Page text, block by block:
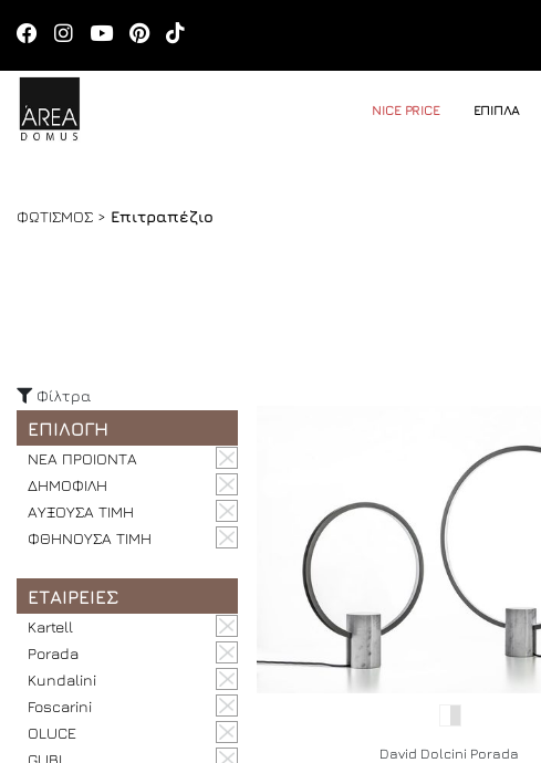
NICE PRICE ΕΠΙΠΛΑ
ΦΩΤΙΣΜΟΣ > Επιτραπέζιο
Φίλτρα
ΕΠΙΛΟΓΗ
ΝΕΑ ΠΡΟΙΟΝΤΑ
ΔΗΜΟΦΙΛΗ
ΑΥΞΟΥΣΑ ΤΙΜΗ
ΦΘΗΝΟΥΣΑ ΤΙΜΗ
ΕΤΑΙΡΕΙΕΣ
Kartell
Porada
Kundalini
Foscarini
OLUCE
GUBI
David Dolcini Porada